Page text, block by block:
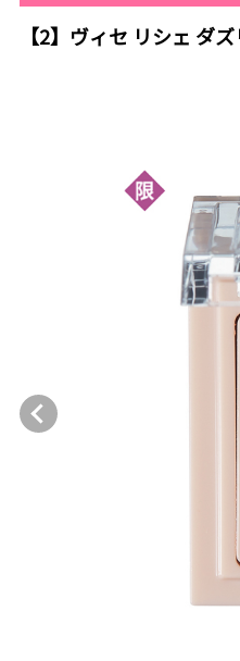
【2】ヴィセ リシェ ダ